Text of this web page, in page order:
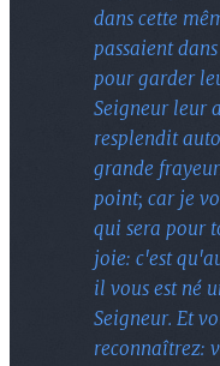
dans cette
passaient
pour garder
Seigneur leur
resplendit
grande
point; car je
qui sera pour
joie: c'est
il vous est né
Seigneur. Et
reconnaîtrez: